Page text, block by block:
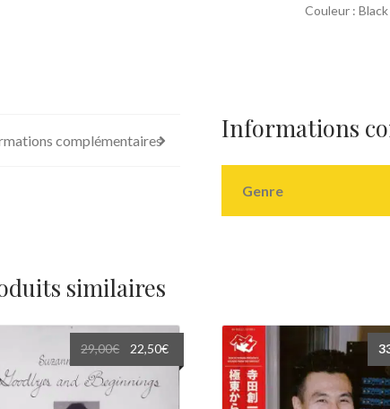
Couleur : Black
complémentaires Informations
Genre
similaires
29,00€
Le
prix
initial
22,50€Le
prix